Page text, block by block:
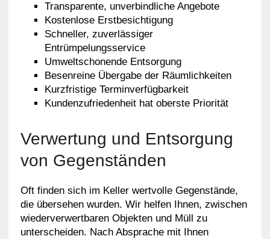
Transparente, unverbindliche Angebote
Kostenlose Erstbesichtigung
Schneller, zuverlässiger
Entrümpelungsservice
Umweltschonende Entsorgung
Besenreine Übergabe der Räumlichkeiten
Kurzfristige Terminverfügbarkeit
Kundenzufriedenheit hat oberste Priorität
Verwertung und Entsorgung
von Gegenständen
Oft finden sich im Keller wertvolle Gegenstände,
die übersehen wurden. Wir helfen Ihnen, zwischen
wiederverwertbaren Objekten und Müll zu
unterscheiden. Nach Absprache mit Ihnen